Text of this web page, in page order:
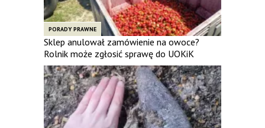
PORADY PRAWNE
Sklep anulował zamówienie na owoce?
Rolnik może zgłosić sprawę do UOKiK